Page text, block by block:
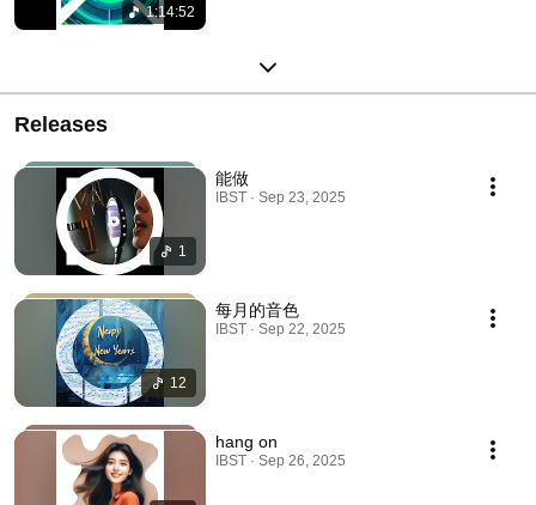
1:14:52
Releases
1
能做
IBST · Sep 23, 2025
12
每月的音色
IBST · Sep 22, 2025
hang on
IBST · Sep 26, 2025